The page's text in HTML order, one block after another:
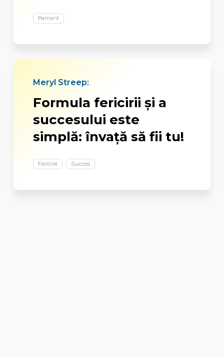
Pamant
Meryl Streep:
Formula fericirii şi a
succesului este
simplă: învaţă să fii tu!
Fericire Succes